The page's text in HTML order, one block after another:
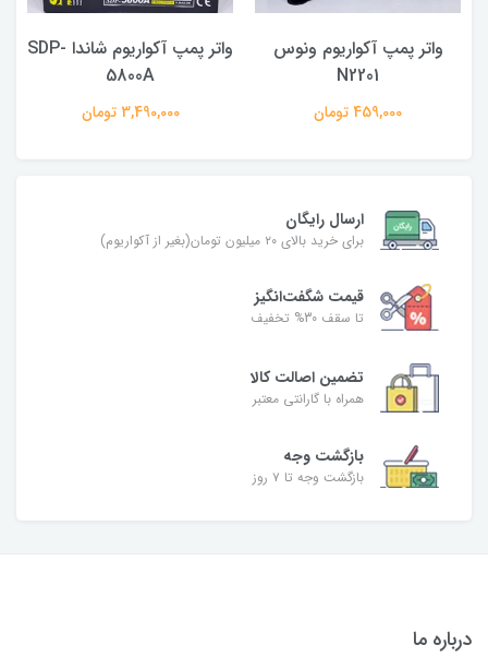
واتر پمپ آکواریوم ونوس
N2201
459,000 تومان
واتر پمپ آکواریوم شاندا SDP-
5800A
3,490,000 تومان
ارسال رایگان
برای خرید بالای ۲۰ میلیون تومان(بغیر از آکواریوم)
قیمت شگفت‌انگیز
تا سقف 30% تخفیف
تضمین اصالت کالا
همراه با گارانتی معتبر
بازگشت وجه
بازگشت وجه تا ۷ روز
درباره ما